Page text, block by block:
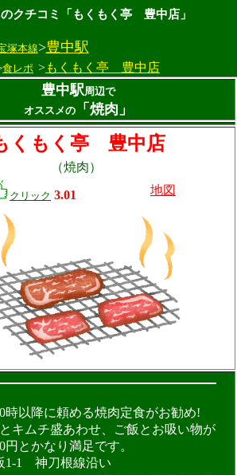
クチコミ「もくもく亭 豊中店」
塚本線>豊中駅
食レポ >もくもく亭 豊中店
豊中駅周辺で
オススメの
「焼肉」
くもく亭 豊中店
（焼肉）
クリック 3.01 地図
時以降に頼める焼肉定食がお勧め!
キムチ盛あわせ、ご飯とお吸い物が
円とかなり満足です。
1-1 神刀根線沿い